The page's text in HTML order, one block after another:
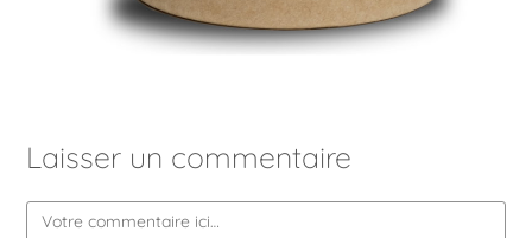
Laisser un commentaire